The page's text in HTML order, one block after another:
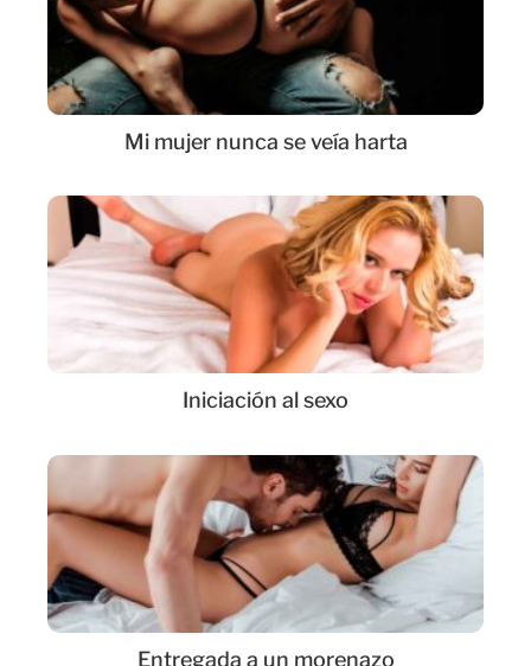
Mi mujer nunca se veía harta
Iniciación al sexo
Entregada a un morenazo